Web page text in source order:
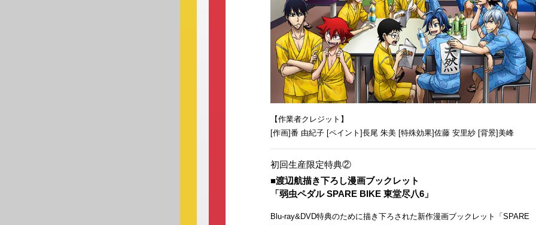
【作業者クレジット】
[作画]番 由紀子 [ペイント]長尾 朱美 [特殊効果]佐藤 安里紗 [背景]美峰
初回生産限定特典②
■渡辺航描き下ろし漫画ブックレット
「弱虫ペダル SPARE BIKE 東堂尽八6」
Blu-ray&DVD特典のために描き下ろされた新作漫画ブックレット「SPARE